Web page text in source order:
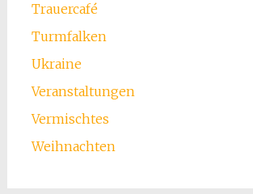
Trauercafé
Turmfalken
Ukraine
Veranstaltungen
Vermischtes
Weihnachten